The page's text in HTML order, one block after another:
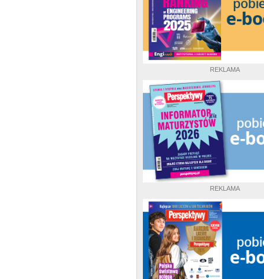
REKLAMA
REKLAMA